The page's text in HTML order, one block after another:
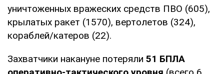
уничтоженных вражеских средств ПВО (605),
крылатых ракет (1570), вертолетов (324),
кораблей/катеров (22).
Захватчики накануне потеряли 51 БПЛА